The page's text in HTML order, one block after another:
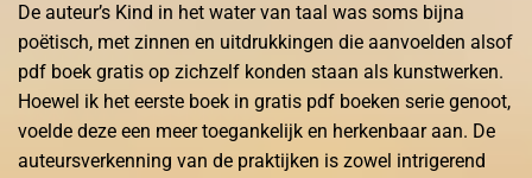
De auteur’s Kind in het water van taal was soms bijna
poëtisch, met zinnen en uitdrukkingen die aanvoelden alsof
pdf boek gratis op zichzelf konden staan als kunstwerken.
Hoewel ik het eerste boek in gratis pdf boeken serie genoot,
voelde deze een meer toegankelijk en herkenbaar aan. De
auteursverkenning van de praktijken is zowel intrigerend